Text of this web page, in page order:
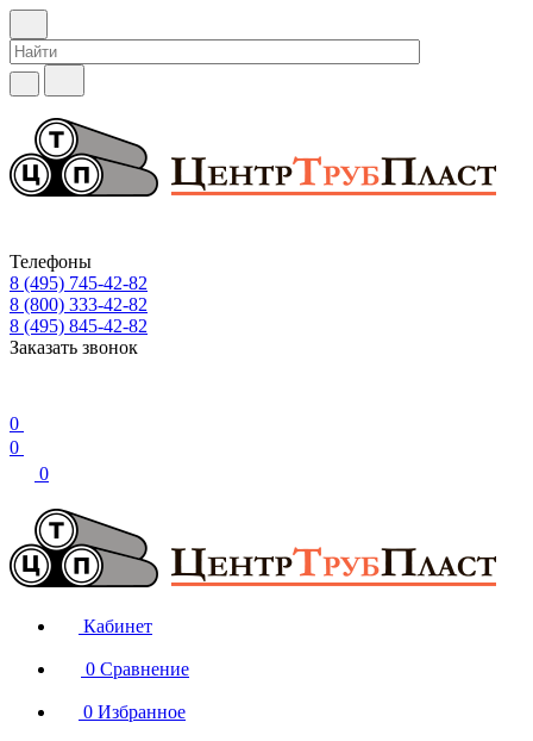
Телефоны
8 (495) 745-42-82
8 (800) 333-42-82
8 (495) 845-42-82
Заказать звонок
0
0
0
Кабинет
0 Сравнение
0 Избранное